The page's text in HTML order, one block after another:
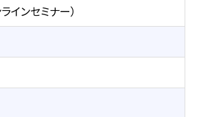
インセミナー）